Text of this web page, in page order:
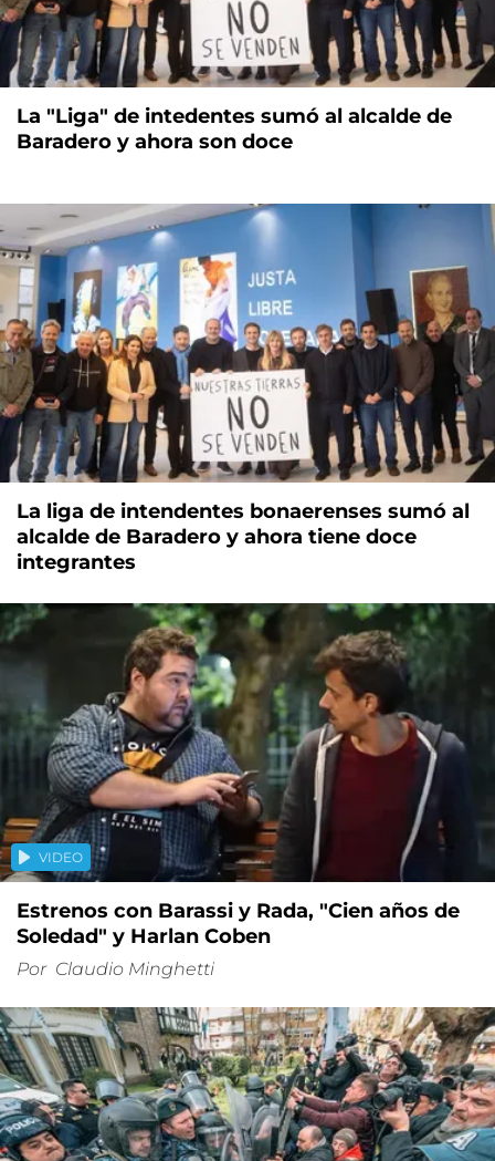
La "Liga" de intedentes sumó al alcalde de
Baradero y ahora son doce
La liga de intendentes bonaerenses sumó al
alcalde de Baradero y ahora tiene doce
integrantes
VIDEO
Estrenos con Barassi y Rada, "Cien años de
Soledad" y Harlan Coben
Por Claudio Minghetti